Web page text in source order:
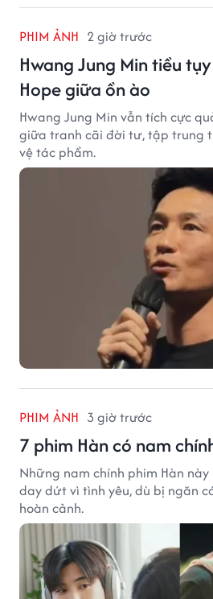
PHIM ẢNH 2 giờ trước
Hwang Jung Min tiều
Hope giữa ồn ào
Hwang Jung Min vẫn tích cực
giữa tranh cãi đời tư, tập trung
vệ tác phẩm.
PHIM ẢNH 3 giờ trước
7 phim Hàn có nam
Những nam chính phim Hàn
day dứt vì tình yêu, dù bị ngăn
hoàn cảnh.